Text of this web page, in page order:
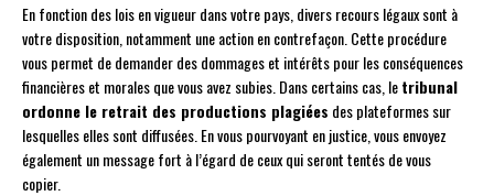
En fonction des lois en vigueur dans votre pays, divers recours légaux sont à
votre disposition, notamment une action en contrefaçon. Cette procédure
vous permet de demander des dommages et intérêts pour les conséquences
financières et morales que vous avez subies. Dans certains cas, letribunal
ordonne le retrait des productions plagiées des plateformes sur
lesquelles elles sont diffusées. En vous pourvoyant en justice, vous envoyez
également un message fort à l’égard de ceux qui seront tentés de vous
copier.